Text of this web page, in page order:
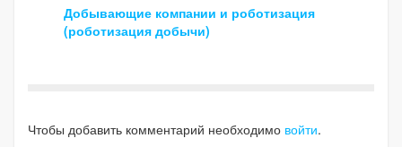
Добывающие компании и роботизация
(роботизация добычи)
Чтобы добавить комментарий необходимо войти.